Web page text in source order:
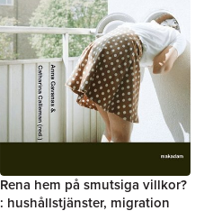
Rena hem på smutsiga villkor?
: hushållstjänster, migration